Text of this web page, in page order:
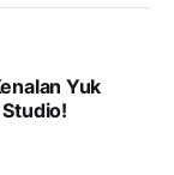
Yuk